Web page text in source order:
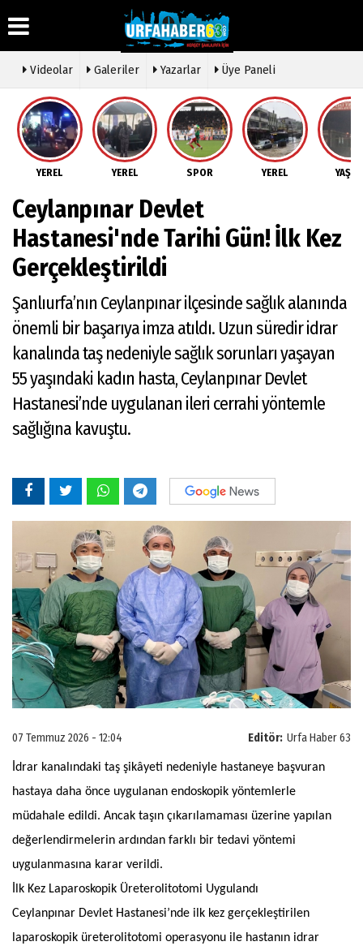
Üye Paneli
Haber
Arşivi
Arşivi
Günün
Haberleri
Hava
Durumu
Gazete
Anketler
Biyografiler
Köşe
Yazarları
Video
Galeri
Etkinlikler
Künye
İletişim
Çerez
İlkeleri
Videolar Galeriler Yazarlar Üye Paneli
YEREL YEREL SPOR YEREL
Ceylanpınar Devlet
Hastanesi'nde Tarihi Gün! İlk Kez
Gerçekleştirildi
Şanlıurfa’nın Ceylanpınar ilçesinde sağlık alanında
önemli bir başarıya imza atıldı. Uzun süredir idrar
kanalında taş nedeniyle sağlık sorunları yaşayan
55 yaşındaki kadın hasta, Ceylanpınar Devlet
Hastanesi’nde uygulanan ileri cerrahi yöntemle
sağlığına kavuştu.
Editör: Urfa Haber 63
07 Temmuz 2026 - 12:04
İdrar kanalındaki taş şikâyeti nedeniyle hastaneye başvuran
hastaya daha önce uygulanan endoskopik yöntemlerle
müdahale edildi. Ancak taşın çıkarılamaması üzerine yapılan
değerlendirmelerin ardından farklı bir tedavi yöntemi
uygulanmasına karar verildi.
İlk Kez Laparoskopik Üreterolitotomi Uygulandı
Ceylanpınar Devlet Hastanesi’nde ilk kez gerçekleştirilen
laparoskopik üreterolitotomi operasyonu ile hastanın idrar